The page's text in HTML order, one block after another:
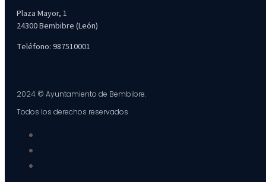
Plaza Mayor, 1
24300 Bembibre (León)
Teléfono: 987510001
2024 © Ayuntamiento de Bembibre.
Todos los derechos reservados